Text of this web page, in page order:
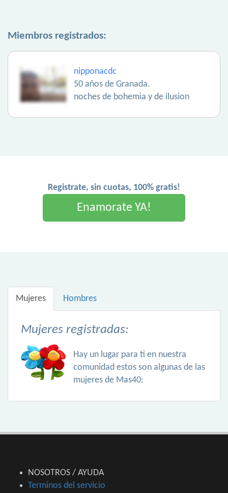
Miembros registrados:
nipponacdc
50 años de Granada.
noches de bohemia y de ilusion
Registrate, sin cuotas, 100% gratis!
Enamorate YA!
Mujeres Hombres
Mujeres registradas:
Hay un lugar para ti en nuestra
comunidad estos son algunas de las
mujeres de Mas40:
NOSOTROS / AYUDA
Terminos del servicio